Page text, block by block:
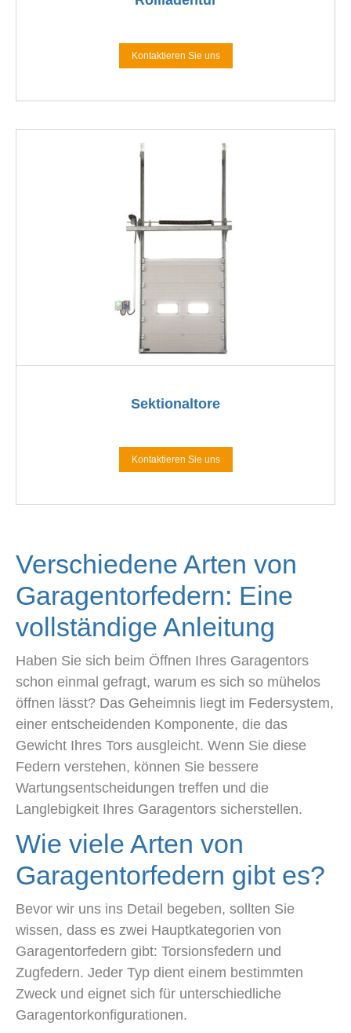
Kontaktieren Sie uns
Sektionaltore
Kontaktieren Sie uns
Verschiedene Arten von
Garagentorfedern: Eine
vollständige Anleitung
Haben Sie sich beim Öffnen Ihres Garagentors
schon einmal gefragt, warum es sich so mühelos
öffnen lässt? Das Geheimnis liegt im Federsystem,
einer entscheidenden Komponente, die das
Gewicht Ihres Tors ausgleicht. Wenn Sie diese
Federn verstehen, können Sie bessere
Wartungsentscheidungen treffen und die
Langlebigkeit Ihres Garagentors sicherstellen.
Wie viele Arten von
Garagentorfedern gibt es?
Bevor wir uns ins Detail begeben, sollten Sie
wissen, dass es zwei Hauptkategorien von
Garagentorfedern gibt: Torsionsfedern und
Zugfedern. Jeder Typ dient einem bestimmten
Zweck und eignet sich für unterschiedliche
Garagentorkonfigurationen.